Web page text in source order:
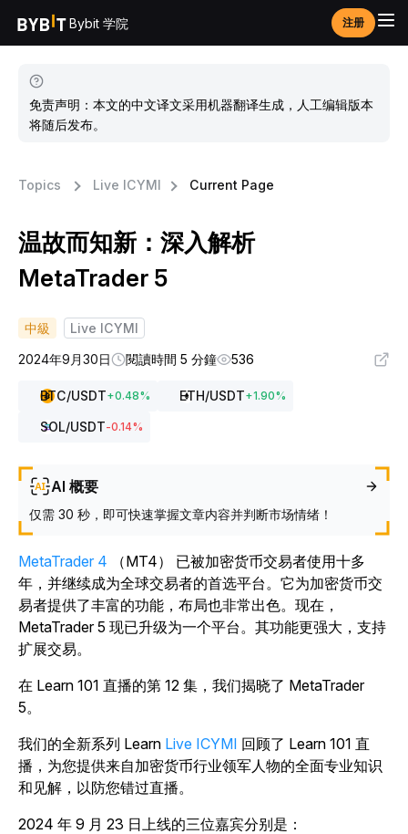
Bybit 学院 注册
免责声明：本文的中文译文采用机器翻译生成，人工编辑版本
将随后发布。
Topics Live ICYMI Current Page
温故而知新：深入解析
MetaTrader 5
中級
Live ICYMI
2024年9月30日
閱讀時間 5 分鐘 536
BTC/USDT+0.48% ETH/USDT+1.90%
SOL/USDT-0.14%
AI 概要
仅需 30 秒，即可快速掌握文章内容并判断市场情绪！
MetaTrader 4
（MT4） 已被加密货币交易者使用十多
年，并继续成为全球交易者的首选平台。它为加密货币交
易者提供了丰富的功能，布局也非常出色。现在，
MetaTrader 5 现已升级为一个平台。其功能更强大，支持
扩展交易。
在 Learn 101 直播的第 12 集，我们揭晓了 MetaTrader
5。
我们的全新系列 Learn Live ICYMI 回顾了 Learn 101 直
播，为您提供来自加密货币行业领军人物的全面专业知识
和见解，以防您错过直播。
2024 年 9 月 23 日上线的三位嘉宾分别是：